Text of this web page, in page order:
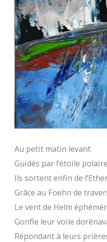
Au petit matin levant
Guidés par l’étoile
Ils sortent enfin de
Grâce au Foehn de
Le vent de Helm
Gonfle leur voile
Répondant à leurs